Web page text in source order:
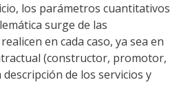
los parámetros cuantitativos
surge de las
en cada caso, ya sea en
(constructor, promotor,
de los servicios y